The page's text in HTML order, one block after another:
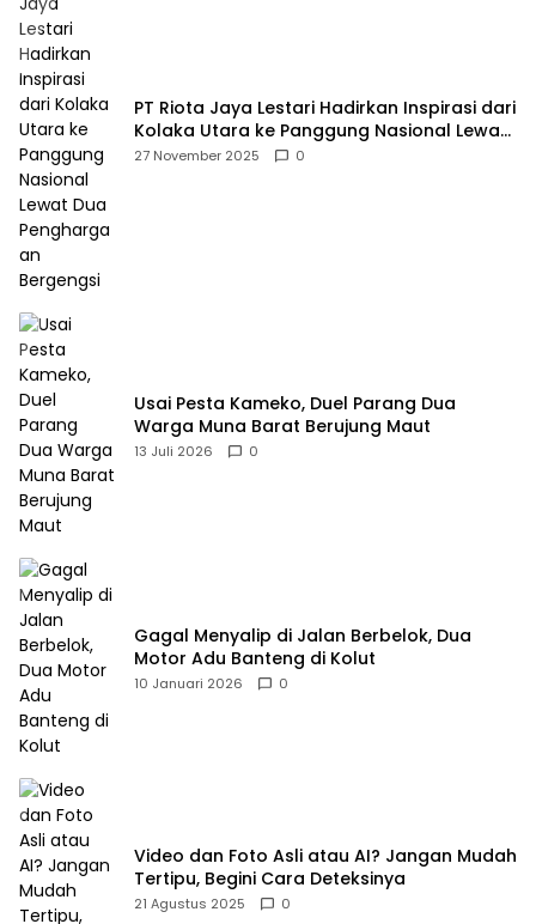
PT Riota Jaya Lestari Hadirkan Inspirasi dari
Kolaka Utara ke Panggung Nasional Lewat
Dua Penghargaan Bergengsi
27 November 2025 0
Usai Pesta Kameko, Duel Parang Dua
Warga Muna Barat Berujung Maut
13 Juli 2026 0
Gagal Menyalip di Jalan Berbelok, Dua
Motor Adu Banteng di Kolut
10 Januari 2026 0
Video dan Foto Asli atau AI? Jangan Mudah
Tertipu, Begini Cara Deteksinya
21 Agustus 2025 0